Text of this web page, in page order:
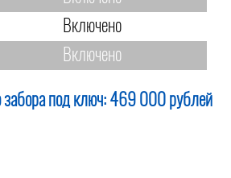
Включено
Включено
забора под ключ: 469 000 рублей